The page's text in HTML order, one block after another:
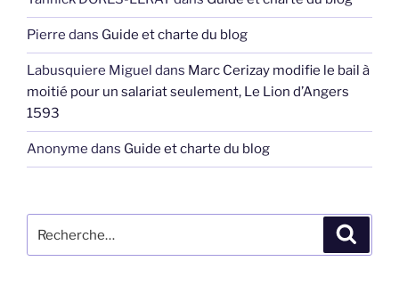
Pierre dans Guide et charte du blog
Labusquiere Miguel dans Marc Cerizay modifie le bail à
moitié pour un salariat seulement, Le Lion d’Angers
1593
Anonyme dans Guide et charte du blog
pour